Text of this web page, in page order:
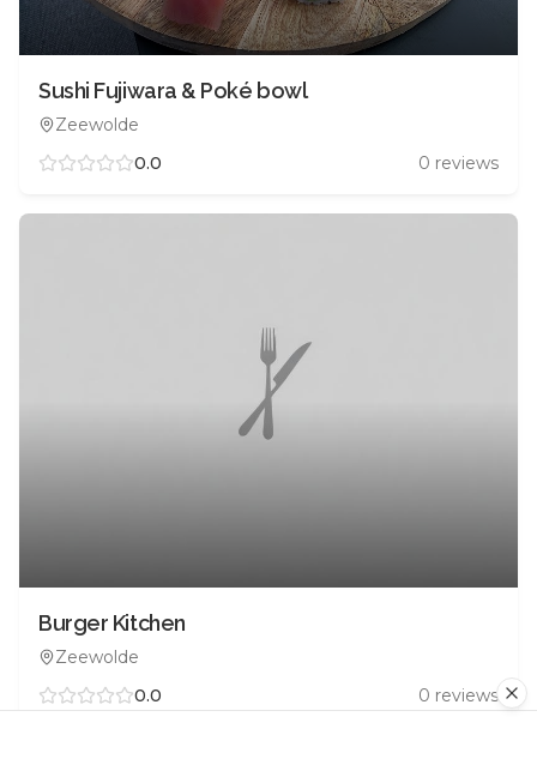
Sushi Fujiwara & Poké bowl
Zeewolde
0.0
0 reviews
Burger Kitchen
Zeewolde
0.0
0 reviews